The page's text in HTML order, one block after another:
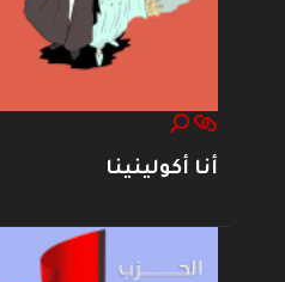
أنا أكولينينا